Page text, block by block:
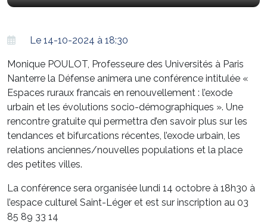
Le 14-10-2024 à 18:30
Monique POULOT, Professeure des Universités à Paris
Nanterre la Défense animera une conférence intitulée «
Espaces ruraux francais en renouvellement : l’exode
urbain et les évolutions socio-démographiques ». Une
rencontre gratuite qui permettra d’en savoir plus sur les
tendances et bifurcations récentes, l’exode urbain, les
relations anciennes/nouvelles populations et la place
des petites villes.
La conférence sera organisée lundi 14 octobre à 18h30 à
l’espace culturel Saint-Léger et est sur inscription au 03
85 89 33 14